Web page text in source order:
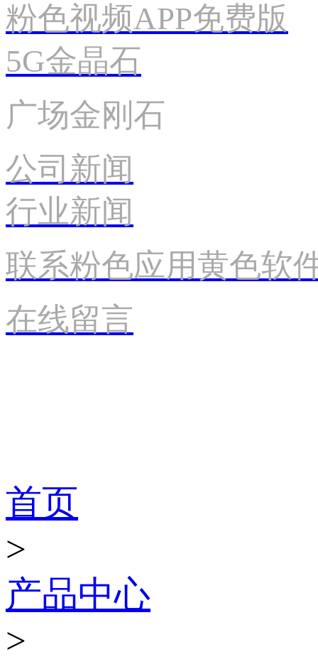
粉色视频APP免费版
5G金晶石
广场金刚石
公司新闻
行业新闻
联系粉色应用黄色软
在线留言
首页
>
产品中心
>